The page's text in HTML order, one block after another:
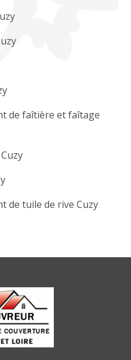
de faîtière et faîtage
de tuile de rive Cuzy